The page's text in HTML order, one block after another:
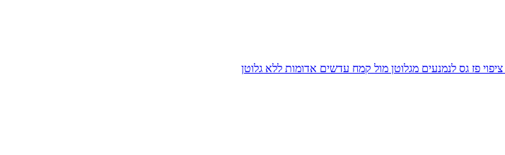
ציפוי פז גס לנמנעים מגלוטן מול קמח עדשים אדומות ללא גלוטן